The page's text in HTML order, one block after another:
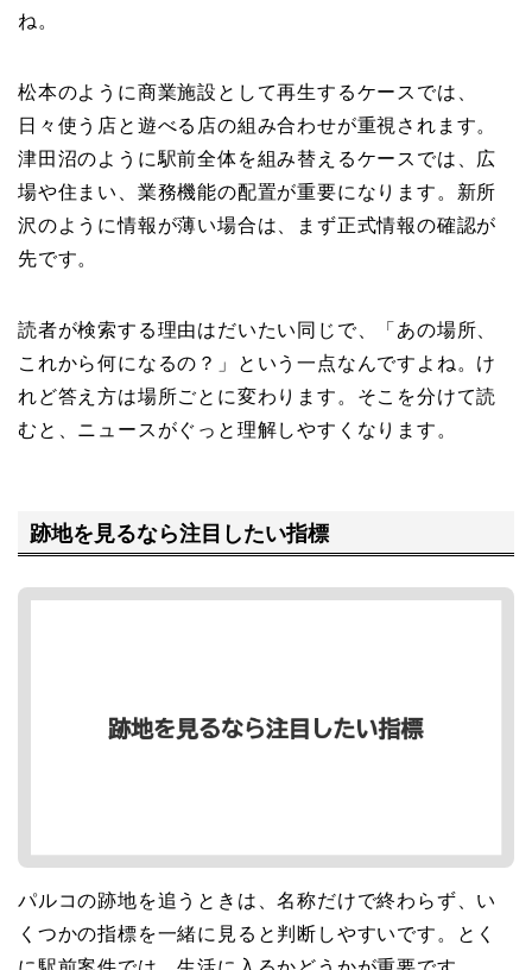
ね。
松本のように商業施設として再生するケースでは、
日々使う店と遊べる店の組み合わせが重視されます。
津田沼のように駅前全体を組み替えるケースでは、広
場や住まい、業務機能の配置が重要になります。新所
沢のように情報が薄い場合は、まず正式情報の確認が
先です。
読者が検索する理由はだいたい同じで、「あの場所、
これから何になるの？」という一点なんですよね。け
れど答え方は場所ごとに変わります。そこを分けて読
むと、ニュースがぐっと理解しやすくなります。
跡地を見るなら注目したい指標
パルコの跡地を追うときは、名称だけで終わらず、い
くつかの指標を一緒に見ると判断しやすいです。とく